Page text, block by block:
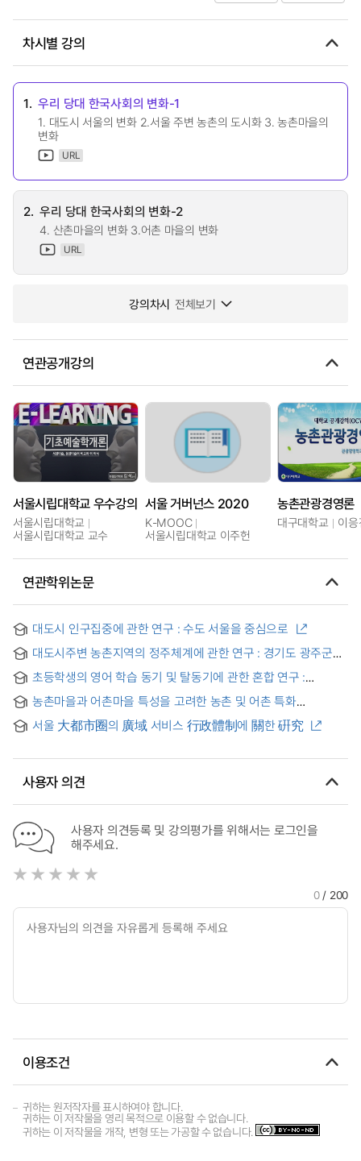
차시별 강의
1. 우리 당대 한국사회의 변화-1
1. 대도시 서울의 변화 2.서울 주변 농촌의 도시화 3. 농촌마을의
변화
URL
2. 우리 당대 한국사회의 변화-2
4. 산촌마을의 변화 3.어촌 마을의 변화
URL
강의차시 전체보기
연관공개강의
서울시립대학교 우수강의
서울시립대학교
서울시립대학교 교수
서울 거버넌스 2020
K-MOOC
서울시립대학교 이주헌
농촌관광경영론
대구대학교 이
연관학위논문
대도시 인구집중에 관한 연구 : 수도 서울을 중심으로
대도시주변 농촌지역의 정주체계에 관한 연구 : 경기도 광주군을
RURAL AREA IN METROPOLITAN PEREPHERY : A CASE OF
KWANG-GUN, KYONGGI-DO
초등학생의 영어 학습 동기 및 탈동기에 관한 혼합 연구 :
농촌마을과 어촌마을 특성을 고려한 농촌 및 어촌 특화
주민역량강화사업 개선 방안에 관한 연구
서울 大都市圈의 廣域 서비스 行政體制에 關한 硏究
사용자 의견
사용자 의견등록 및 강의평가를 위해서는 로그인을
해주세요.
0/ 200
이용조건
귀하는 원저작자를 표시하여야 합니다.
귀하는 이 저작물을 영리 목적으로 이용할 수 없습니다.
귀하는 이 저작물을 개작, 변형 또는 가공할 수 없습니다.